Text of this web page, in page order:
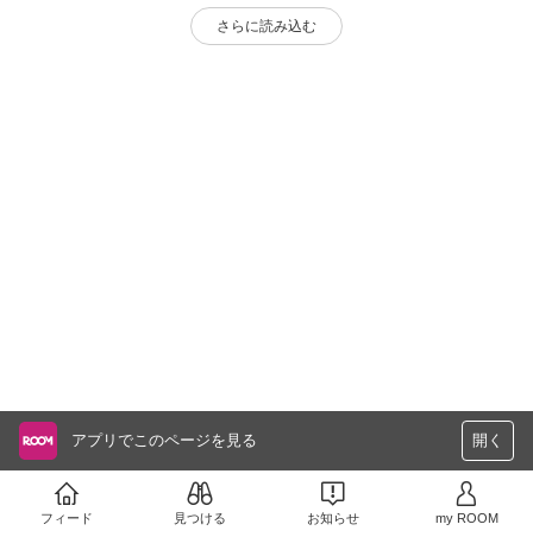
さらに読み込む
アプリでこのページを見る 開く
フィード 見つける お知らせ my ROOM